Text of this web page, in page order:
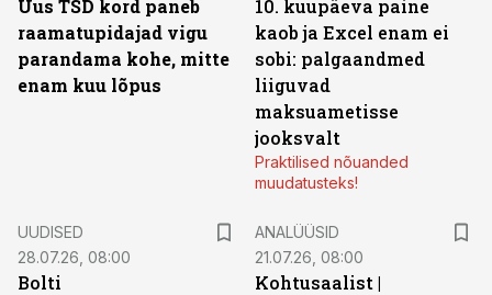
Uus TSD kord paneb
raamatupidajad vigu
parandama kohe, mitte
enam kuu lõpus
10. kuupäeva paine
kaob ja Excel enam ei
sobi: palgaandmed
liiguvad
maksuametisse
jooksvalt
Praktilised nõuanded
muudatusteks!
UUDISED
28.07.26, 08:00
Bolti
ANALÜÜSID
21.07.26, 08:00
Kohtusaalist |